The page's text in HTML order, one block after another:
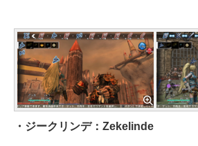
・ジークリンデ：Zekelinde